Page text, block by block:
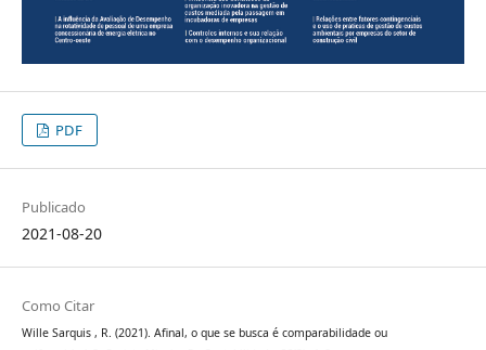
PDF
Publicado
2021-08-20
Como Citar
Wille Sarquis , R. (2021). Afinal, o que se busca é comparabilidade ou